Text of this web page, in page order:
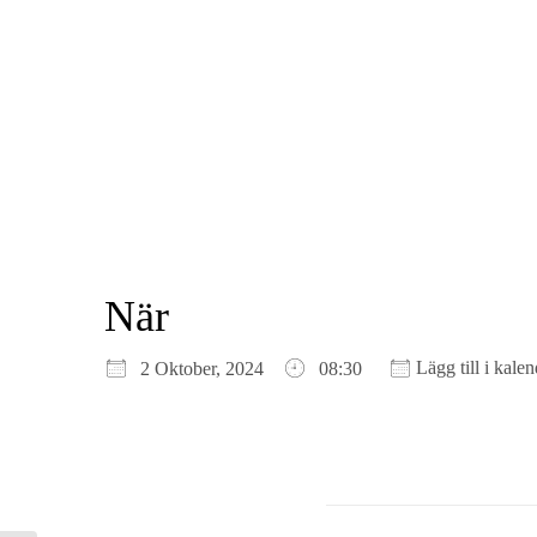
När
2 Oktober, 2024 08:30 Lägg till i
Ladda ner ICS